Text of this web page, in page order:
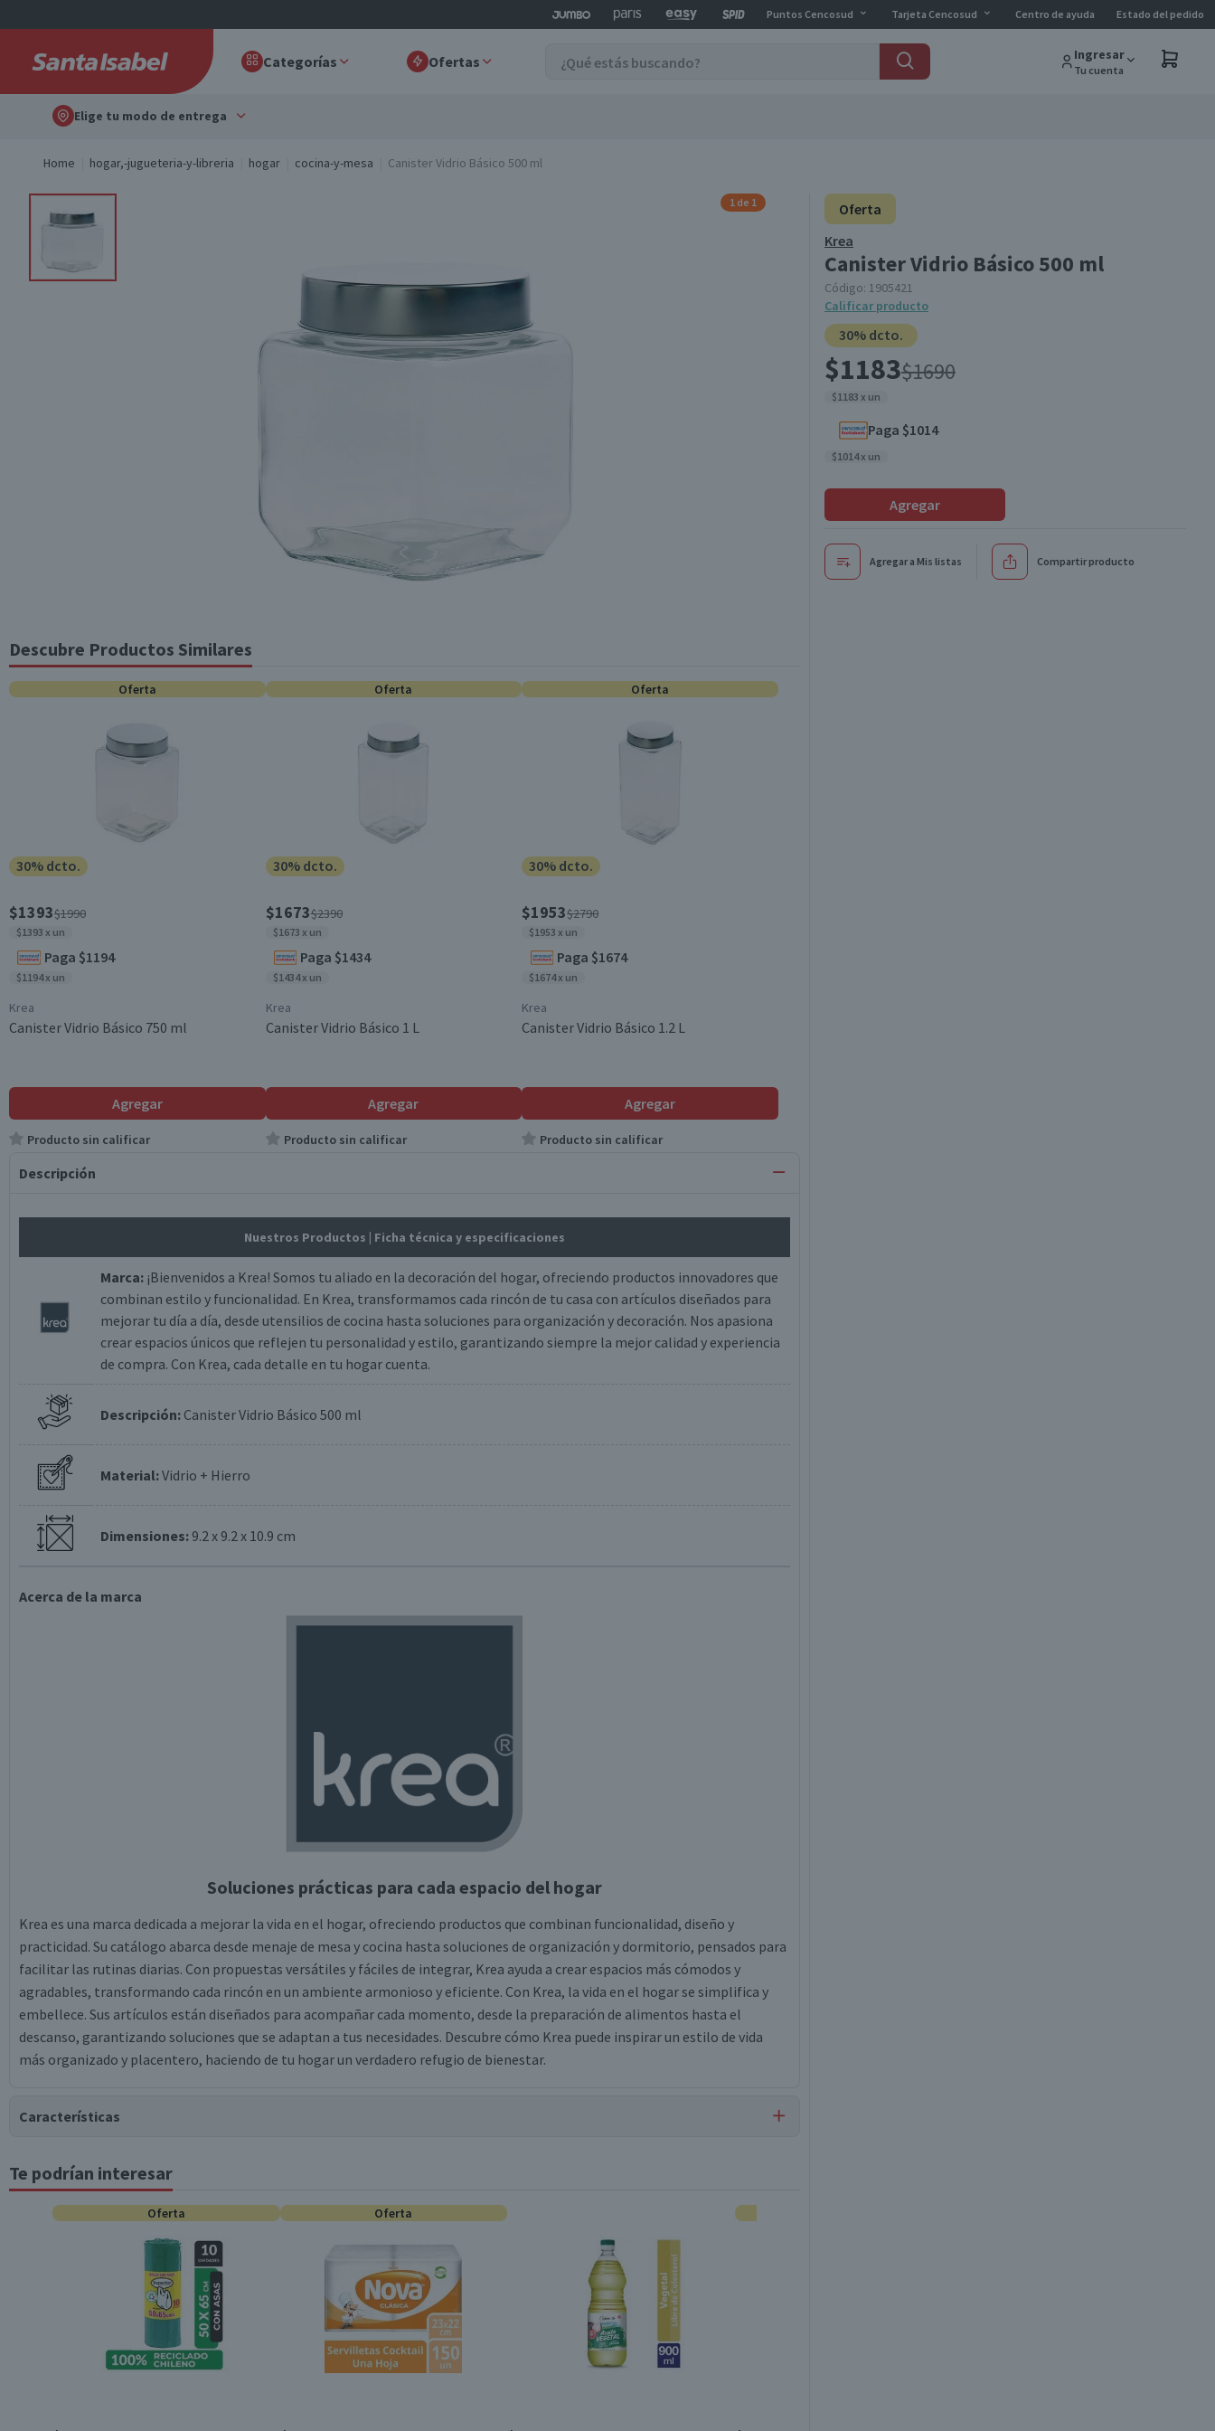
Puntos Cencosud Tarjeta Cencosud Centro de ayuda Estado del pedido
Categorías Ofertas Ingresar
Tu cuenta
Elige tu modo de entrega
Home hogar,-jugueteria-y-libreria hogar cocina-y-mesa Canister Vidrio Básico 500 ml
Oferta
Krea
Canister Vidrio Básico 500 ml
Código: 1905421
Calificar producto
30% dcto.
$1183$1690
$1183 x un
Paga $1014
$1014 x un
Agregar
Agregar a Mis listas Compartir producto
1 de 1
Descubre Productos Similares
Oferta
30% dcto.
$1393$1990
$1393 x un
Paga $1194
$1194 x un
Krea
Canister Vidrio Básico 750 ml
Agregar
Producto sin calificar
Oferta
30% dcto.
$1673$2390
$1673 x un
Paga $1434
$1434 x un
Krea
Canister Vidrio Básico 1 L
Agregar
Producto sin calificar
Oferta
30% dcto.
$1953$2790
$1953 x un
Paga $1674
$1674 x un
Krea
Canister Vidrio Básico 1.2 L
Agregar
Producto sin calificar
Descripción
Nuestros Productos | Ficha técnica y especificaciones
Marca: ¡Bienvenidos a Krea! Somos tu aliado en la decoración del hogar, ofreciendo productos innovadores que
combinan estilo y funcionalidad. En Krea, transformamos cada rincón de tu casa con artículos diseñados para
mejorar tu día a día, desde utensilios de cocina hasta soluciones para organización y decoración. Nos apasiona
crear espacios únicos que reflejen tu personalidad y estilo, garantizando siempre la mejor calidad y experiencia
de compra. Con Krea, cada detalle en tu hogar cuenta.
Descripción: Canister Vidrio Básico 500 ml
Material:Vidrio + Hierro
Dimensiones: 9.2 x 9.2 x 10.9 cm
Acerca de la marca
Soluciones prácticas para cada espacio del hogar
Krea es una marca dedicada a mejorar la vida en el hogar, ofreciendo productos que combinan funcionalidad, diseño y
practicidad. Su catálogo abarca desde menaje de mesa y cocina hasta soluciones de organización y dormitorio, pensados para
facilitar las rutinas diarias. Con propuestas versátiles y fáciles de integrar, Krea ayuda a crear espacios más cómodos y
agradables, transformando cada rincón en un ambiente armonioso y eficiente. Con Krea, la vida en el hogar se simplifica y
embellece. Sus artículos están diseñados para acompañar cada momento, desde la preparación de alimentos hasta el
descanso, garantizando soluciones que se adaptan a tus necesidades. Descubre cómo Krea puede inspirar un estilo de vida
más organizado y placentero, haciendo de tu hogar un verdadero refugio de bienestar.
Características
Tipo de Producto
Toda Temporada
Idéntico a la Imagen
Te podrían interesar
Oferta Oferta